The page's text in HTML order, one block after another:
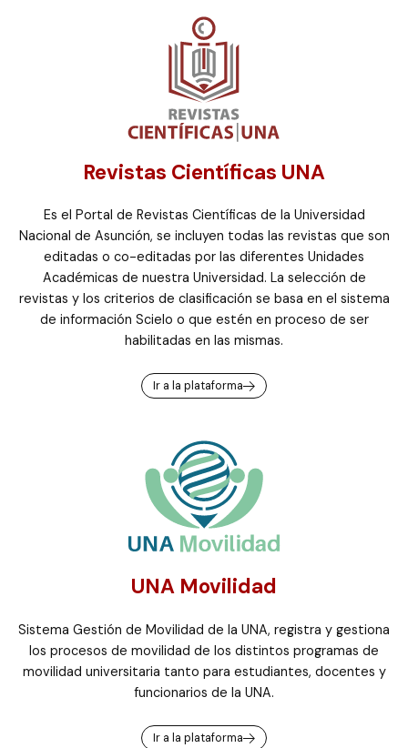
Revistas Científicas UNA
Es el Portal de Revistas Científicas de la Universidad
Nacional de Asunción, se incluyen todas las revistas que son
editadas o co-editadas por las diferentes Unidades
Académicas de nuestra Universidad. La selección de
revistas y los criterios de clasificación se basa en el sistema
de información Scielo o que estén en proceso de ser
habilitadas en las mismas.
Ir a la plataforma
UNA Movilidad
Sistema Gestión de Movilidad de la UNA, registra y gestiona
los procesos de movilidad de los distintos programas de
movilidad universitaria tanto para estudiantes, docentes y
funcionarios de la UNA.
Ir a la plataforma